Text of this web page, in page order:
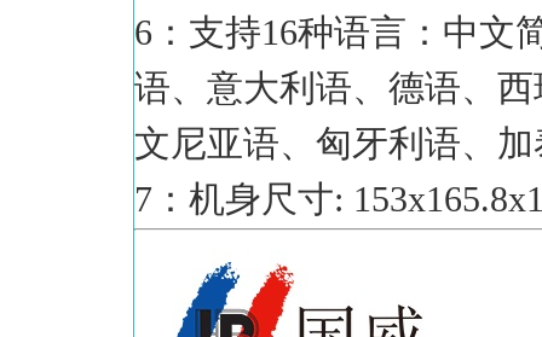
6：支持16种语言：中文
语、意大利语、德语、
文尼亚语、匈牙利语、
7：机身尺寸: